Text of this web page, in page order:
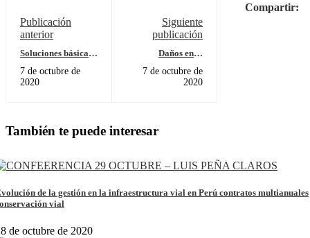
Compartir:
Publicación
anterior
Soluciones básicas
pavimentadas de
bajo volumen de
7 de octubre de
2020
Siguiente
publicación
Daños en el
neumáticos de
banda extra ancha
7 de octubre de
2020
También te puede interesar
de la gestión en la infraestructura vial en Perú contratos multianuales
vial
de octubre de 2020